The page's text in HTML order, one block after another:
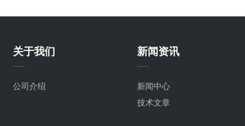
关于我们
公司介绍
新闻资讯
新闻中心
技术文章